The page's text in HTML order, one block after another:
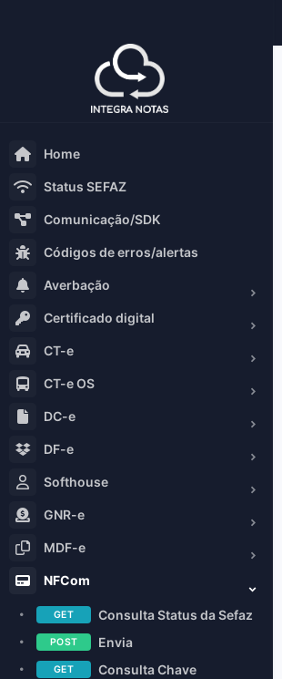
Home
Status SEFAZ
Comunicação/SDK
Códigos de erros/alertas
Averbação
Certificado digital
CT-e
CT-e OS
DC-e
DF-e
Softhouse
GNR-e
MDF-e
NFCom
GET Consulta Status da Sefaz
POST Envia
GET Consulta Chave